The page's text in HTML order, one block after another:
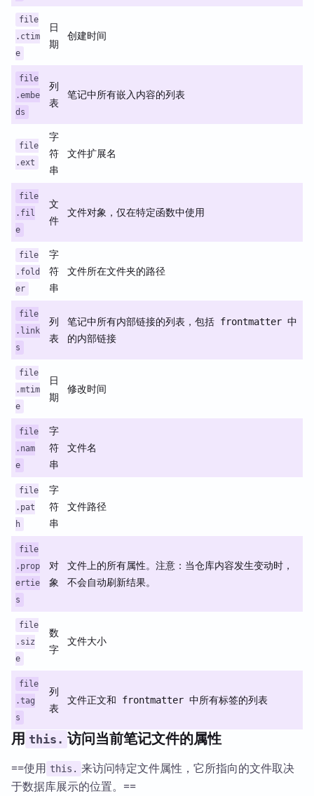
file
.ctim
e
日
期
创建时间
file
.embe
ds
列
表
笔记中所有嵌入内容的列表
file
.ext
字
符
串
文件扩展名
file
.fil
e
文
件
文件对象，仅在特定函数中使用
file
.fold
er
字
符
串
文件所在文件夹的路径
file
.link
s
列
表
笔记中所有内部链接的列表，包括 frontmatter 中
的内部链接
file
.mtim
e
日
期
修改时间
file
.nam
e
字
符
串
文件名
file
.pat
h
字
符
串
文件路径
file
.prop
ertie
s
对
象
文件上的所有属性。注意：当仓库内容发生变动时，
不会自动刷新结果。
file
.siz
e
数
字
文件大小
file
.tag
s
列
表
文件正文和 frontmatter 中所有标签的列表
用 this. 访问当前笔记文件的属性
==使用 this. 来访问特定文件属性，它所指向的文件取决
于数据库展示的位置。==